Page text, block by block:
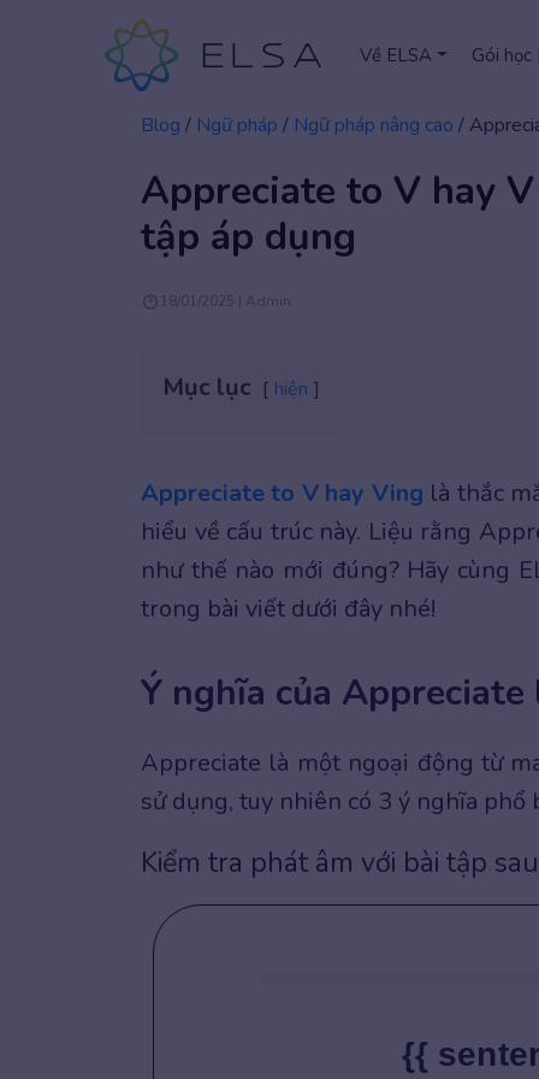
Về ELSA Gói học
Blog / Ngữ pháp / Ngữ pháp nâng cao /
Appreciate to V hay
tập áp dụng
18/01/2025 | Admin
Mục lục hiện
Appreciate to V hay Ving là thắc
hiểu về cấu trúc này. Liệu rằng
như thế nào mới đúng? Hãy cùng
trong bài viết dưới đây nhé!
Ý nghĩa của Appreciate
Appreciate là một ngoại động từ
sử dụng, tuy nhiên có 3 ý nghĩa
Kiểm tra phát âm với bài tập
{{